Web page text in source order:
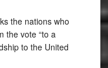
the nations who
the vote “to a
to the United